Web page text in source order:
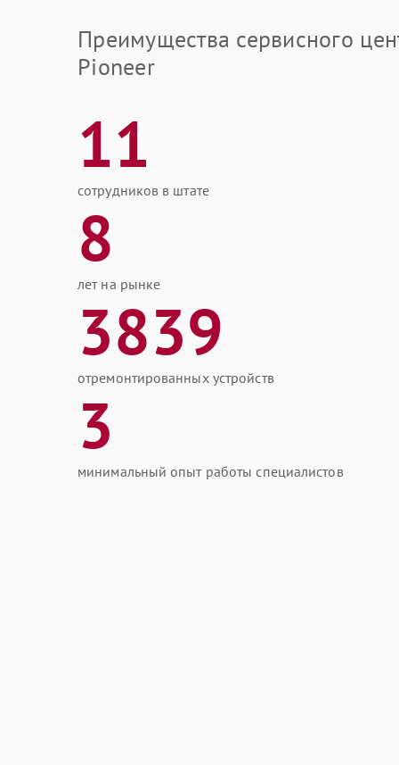
Преимущества сервисного
Pioneer
11
сотрудников в штате
8
лет на рынке
3839
отремонтированных устройств
3
минимальный опыт работы специалистов